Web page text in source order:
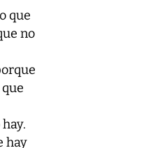
que
no
hay